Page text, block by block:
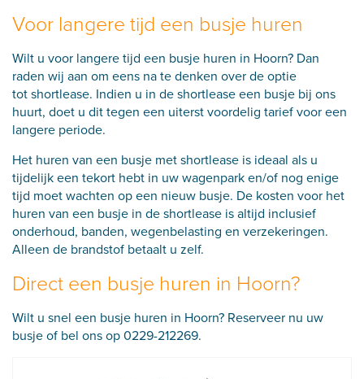
Voor langere tijd een busje huren
Wilt u voor langere tijd een busje huren in Hoorn? Dan
raden wij aan om eens na te denken over de optie
tot shortlease. Indien u in de shortlease een busje bij ons
huurt, doet u dit tegen een uiterst voordelig tarief voor een
langere periode.
Het huren van een busje met shortlease is ideaal als u
tijdelijk een tekort hebt in uw wagenpark en/of nog enige
tijd moet wachten op een nieuw busje. De kosten voor het
huren van een busje in de shortlease is altijd inclusief
onderhoud, banden, wegenbelasting en verzekeringen.
Alleen de brandstof betaalt u zelf.
Direct een busje huren in Hoorn?
Wilt u snel een busje huren in Hoorn? Reserveer nu uw
busje of bel ons op0229-212269.